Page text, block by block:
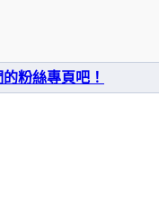
粉絲專頁吧！